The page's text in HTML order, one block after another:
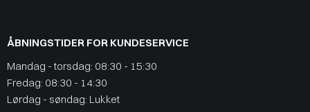
ÅBNINGSTIDER FOR KUNDESERVICE
Mandag - torsdag: 08:30 - 15:30
Fredag: 08:30 - 14:30
Lørdag - søndag: Lukket